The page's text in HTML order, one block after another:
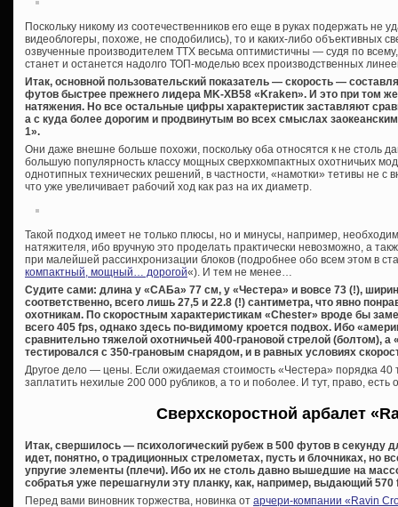
Поскольку никому из соотечественников его еще в руках подержать не
видеоблогеры, похоже, не сподобились), то и каких-либо объективных
озвученные производителем ТТХ весьма оптимистичны — судя по
станет и останется надолго ТОП-моделью всех производственных
Итак, основной пользовательский показатель — скорость —
футов быстрее прежнего лидера MK-XB58 «Kraken». И это при том
натяжения. Но все остальные цифры характеристик заставляют
а с куда более дорогим и продвинутым во всех смыслах
1».
Они даже внешне больше похожи, поскольку оба относятся к не столь
большую популярность классу мощных сверхкомпактных охотничьих
однотипных технических решений, в частности, «намотки» тетивы не с
что уже увеличивает рабочий ход как раз на их диаметр.
Такой подход имеет не только плюсы, но и минусы, например,
натяжителя, ибо вручную это проделать практически невозможно, а
при малейшей рассинхронизации блоков (подробнее обо всем этом в
компактный, мощный… дорогой«). И тем не менее…
Судите сами: длина у «САБа» 77 см, у «Честера» и вовсе 73 (!),
соответственно, всего лишь 27,5 и 22.8 (!) сантиметра, что явно
охотникам. По скоростным характеристикам «Chester» вроде бы
всего 405 fps, однако здесь по-видимому кроется подвох. Ибо
сравнительно тяжелой охотничьей 400-грановой стрелой (болтом), а
тестировался с 350-грановым снарядом, и в равных условиях
Другое дело — цены. Если ожидаемая стоимость «Честера» порядка 40
заплатить нехилые 200 000 рубликов, а то и поболее. И тут, право, есть
Сверхскоростной арбалет
Итак, свершилось — психологический рубеж в 500 футов в секунду
идет, понятно, о традиционных стрелометах, пусть и блочниках, но
упругие элементы (плечи). Ибо их не столь давно вышедшие на
собратья уже перешагнули эту планку, как, например, выдающий 570
Перед вами виновник торжества, новинка от арчери-компании «Ravin